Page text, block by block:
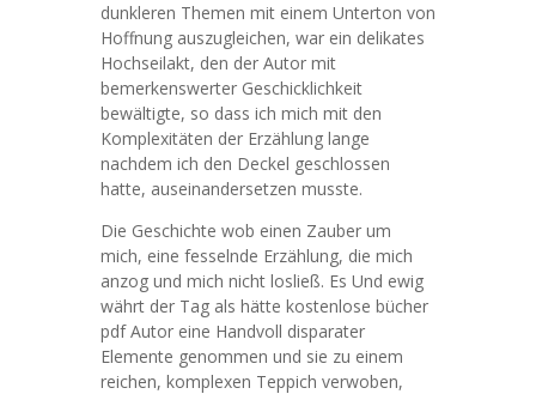
dunkleren Themen mit einem Unterton von
Hoffnung auszugleichen, war ein delikates
Hochseilakt, den der Autor mit
bemerkenswerter Geschicklichkeit
bewältigte, so dass ich mich mit den
Komplexitäten der Erzählung lange
nachdem ich den Deckel geschlossen
hatte, auseinandersetzen musste.
Die Geschichte wob einen Zauber um
mich, eine fesselnde Erzählung, die mich
anzog und mich nicht losließ. Es Und ewig
währt der Tag als hätte kostenlose bücher
pdf Autor eine Handvoll disparater
Elemente genommen und sie zu einem
reichen, komplexen Teppich verwoben,